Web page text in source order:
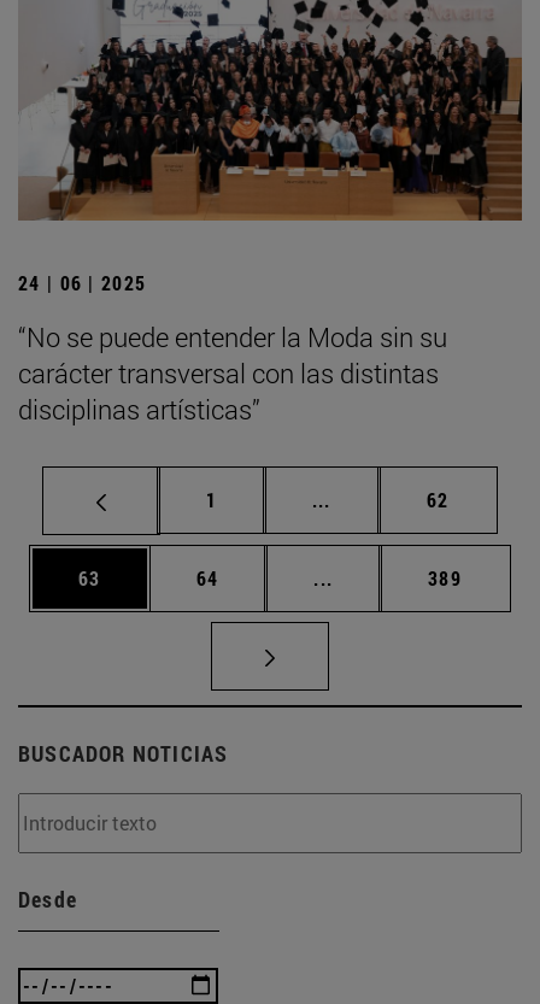
24 | 06 | 2025
“No se puede entender la Moda sin su
carácter transversal con las distintas
disciplinas artísticas”
Página
1 ... Páginas intermedias
Página
62
Página
63 Página
64 ... Páginas intermedias
Página
389
BUSCADOR NOTICIAS
Desde